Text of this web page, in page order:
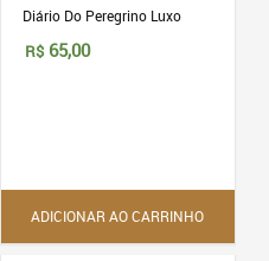
Diário Do Peregrino Luxo
R$ 65,00
ADICIONAR AO CARRINHO